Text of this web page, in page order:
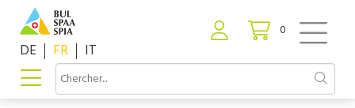
0
DE FR IT